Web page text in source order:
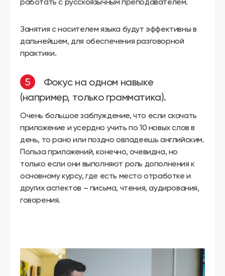
Занятия с носителем языка будут эффективны в
дальнейшем, для обеспечения разговорной
практики.
Фокус на одном навыке
(например, только грамматика).
Очень большое заблуждение, что если скачать
приложение и усердно учить по 10 новых слов в
день, то рано или поздно овладеешь английским.
Польза приложений, конечно, очевидна, но
только если они выполняют роль дополнения к
основному курсу, где есть место отработке и
других аспектов – письма, чтения, аудирования,
говорения.